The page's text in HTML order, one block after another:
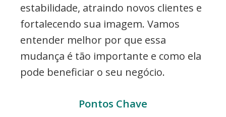
estabilidade, atraindo novos clientes e
fortalecendo sua imagem. Vamos
entender melhor por que essa
mudança é tão importante e como ela
pode beneficiar o seu negócio.
Pontos Chave